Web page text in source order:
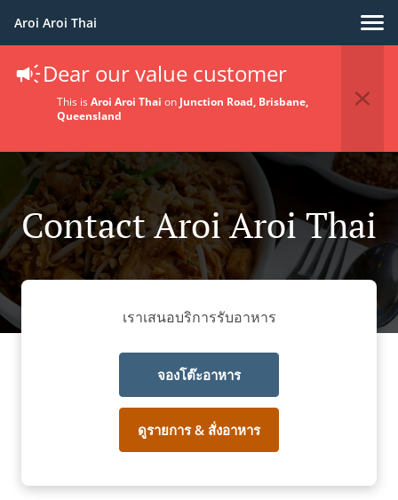
Aroi Aroi Thai
Dear our value customer
This is Aroi Aroi Thai on Junction Road, Brisbane,
Queensland
Contact Aroi Aroi Thai
เราเสนอบริการรับอาหาร
จองโต๊ะอาหาร
ดูรายการ & สั่งอาหาร